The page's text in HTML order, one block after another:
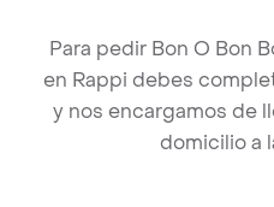
Para pedir Bon O Bon
en Rappi debes
y nos encargamos de
domicilio a